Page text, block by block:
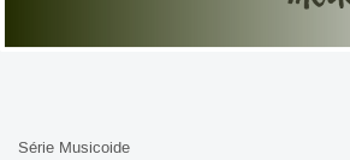
Série Musicoide